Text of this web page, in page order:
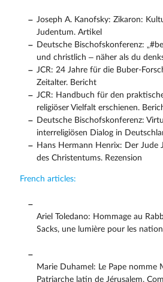
Joseph A. Kanofsky: Zikaron:
Judentum. Artikel
Deutsche Bischofskonferenz:
und christlich – näher als du
JCR: 24 Jahre für die Buber-
Zeitalter. Bericht
JCR: Handbuch für den
religiöser Vielfalt erschienen.
Deutsche Bischofskonferenz:
interreligiösen Dialog in
Hans Hermann Henrix: Der Jude
des Christentums. Rezension
French articles:
Ariel Toledano: Hommage au
Sacks, une lumière pour les
Marie Duhamel: Le Pape nomme
Patriarche latin de Jérusalem.